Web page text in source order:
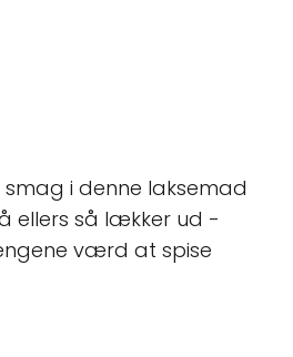
i denne laksemad
ellers så lækker ud -
værd at spise